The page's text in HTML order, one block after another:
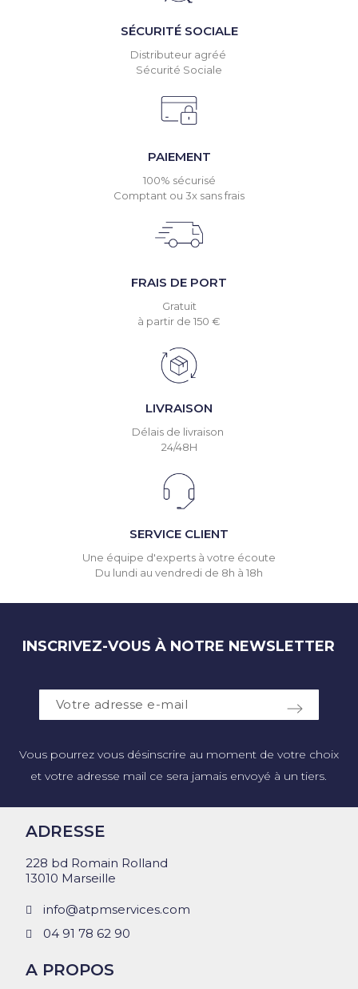
SÉCURITÉ SOCIALE
Distributeur agréé
Sécurité Sociale
PAIEMENT
100% sécurisé
Comptant ou 3x sans frais
FRAIS DE PORT
Gratuit
à partir de 150 €
LIVRAISON
Délais de livraison
24/48H
SERVICE CLIENT
Une équipe d'experts à votre écoute
Du lundi au vendredi de 8h à 18h
INSCRIVEZ-VOUS À NOTRE NEWSLETTER
Vous pourrez vous désinscrire au moment de votre choix
et votre adresse mail ce sera jamais envoyé à un tiers.
ADRESSE
228 bd Romain Rolland
13010 Marseille
info@atpmservices.com
04 91 78 62 90
A PROPOS